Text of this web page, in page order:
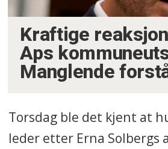
Kraftige
Aps
Manglende
Torsdag ble det kjent at
leder etter Erna Solbergs